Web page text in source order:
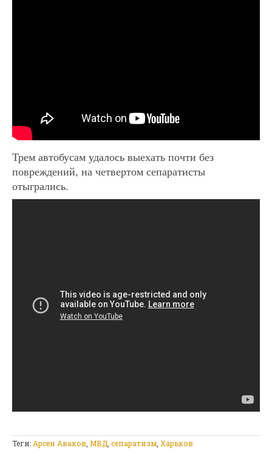
Трем автобусам удалось выехать почти без
повреждений, на четвертом сепаратисты
отыгрались.
Теги: Арсен Аваков МВД сепаратизм Харьков